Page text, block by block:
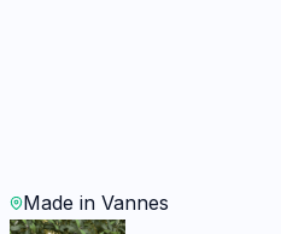
Made in Vannes